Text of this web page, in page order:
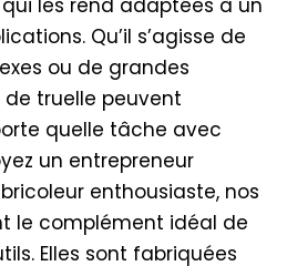
les rend adaptées à un
Qu’il s’agisse de
ou de grandes
truelle peuvent
quelle tâche avec
un entrepreneur
enthousiaste, nos
le complément idéal de
Elles sont fabriquées